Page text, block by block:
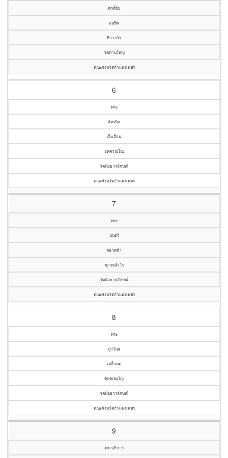
ศักดิ์ชัย
อนุชิน
ทิวากโร
วัดด่านใหญ่
คณะจังหวัดกำแพงเพชร
6
พระ
อัครนิจ
ผึ้งเถื่อน
อคฺควณฺโณ
วัดน้อยวรลักษณ์
คณะจังหวัดกำแพงเพชร
7
พระ
มนตรี
สอาดขำ
ญาณสํวโร
วัดน้อยวรลักษณ์
คณะจังหวัดกำแพงเพชร
8
พระ
ภูวไนย
เหล็กคม
ติกฺขปญฺโญ
วัดน้อยวรลักษณ์
คณะจังหวัดกำแพงเพชร
9
พระอธิการ